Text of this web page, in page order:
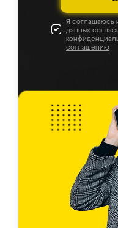
Я соглашаюсь
данных
соглашению